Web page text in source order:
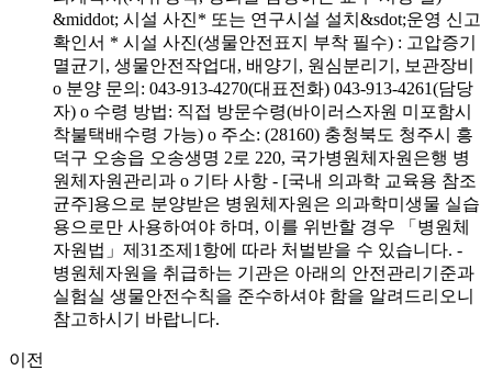
&middot; 시설 사진* 또는 연구시설 설치&sdot;운영 신고
확인서 * 시설 사진(생물안전표지 부착 필수) : 고압증기
멸균기, 생물안전작업대, 배양기, 원심분리기, 보관장비
o 분양 문의: 043-913-4270(대표전화) 043-913-4261(담당
자) o 수령 방법: 직접 방문수령(바이러스자원 미포함시
착불택배수령 가능) o 주소: (28160) 충청북도 청주시 흥
덕구 오송읍 오송생명 2로 220, 국가병원체자원은행 병
원체자원관리과 o 기타 사항 - [국내 의과학 교육용 참조
균주]용으로 분양받은 병원체자원은 의과학미생물 실습
용으로만 사용하여야 하며, 이를 위반할 경우 「병원체
자원법」제31조제1항에 따라 처벌받을 수 있습니다. -
병원체자원을 취급하는 기관은 아래의 안전관리기준과
실험실 생물안전수칙을 준수하셔야 함을 알려드리오니
참고하시기 바랍니다.
이전